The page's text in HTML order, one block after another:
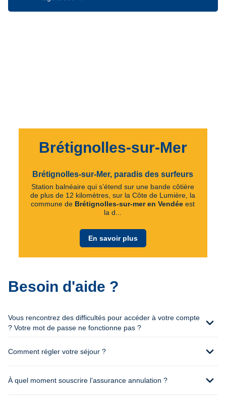
Brétignolles-sur-Mer
Brétignolles-sur-Mer, paradis des surfeurs
Station balnéaire qui s’étend sur une bande côtière
de plus de 12 kilomètres, sur la Côte de Lumière, la
commune de Brétignolles-sur-mer en Vendée est
la d...
En savoir plus
Besoin d'aide ?
Vous rencontrez des difficultés pour accéder à votre compte
? Votre mot de passe ne fonctionne pas ?
expand_more
Comment régler votre séjour ? expand_more
À quel moment souscrire l’assurance annulation ? expand_more